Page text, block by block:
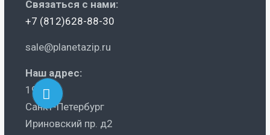
Связаться с нами:
+7 (812)628-88-30
sale@planetazip.ru
Наш адрес:
195248
Санкт-Петербург
Ириновский пр. д2